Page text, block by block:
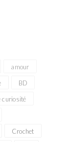
amour
BD
curiosité
Crochet